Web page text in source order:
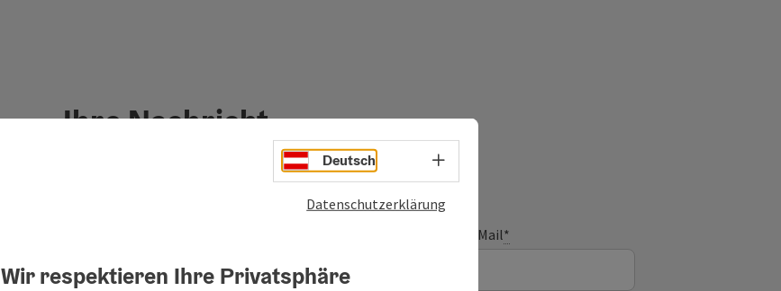
Ihre Nachricht
E-Mail*
Deutsch Sprachwahl - Menü öffnen
Datenschutzerklärung
Wir respektieren Ihre Privatsphäre